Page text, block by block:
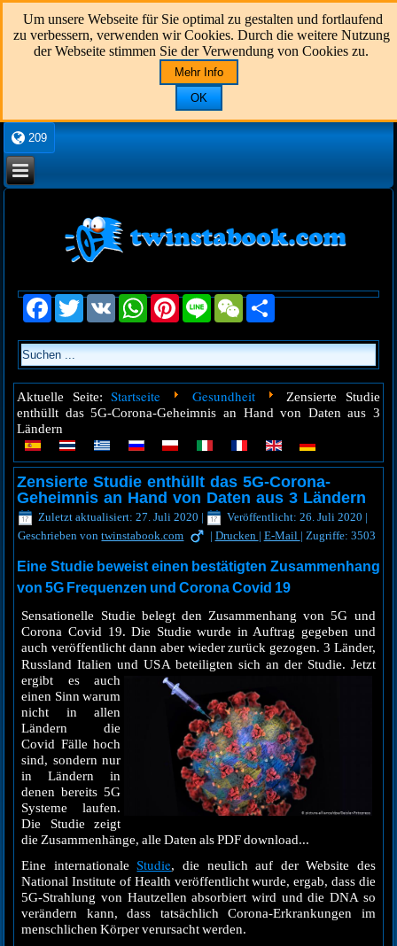
Um unsere Webseite für Sie optimal zu gestalten und fortlaufend
zu verbessern, verwenden wir Cookies. Durch die weitere Nutzung
der Webseite stimmen Sie der Verwendung von Cookies zu.
Mehr Info
OK
209
Facebook
Twitter VK WhatsAppPinterestLine WeChat
Aktuelle Seite: Startseite Gesundheit
Zensierte Studie
enthüllt das 5G-Corona-Geheimnis an Hand von Daten aus 3
Ländern
Zensierte Studie enthüllt das 5G-Corona-
Geheimnis an Hand von Daten aus 3 Ländern
Zuletzt aktualisiert: 27. Juli 2020 | Veröffentlicht: 26. Juli 2020 |
Geschrieben vontwinstabook.com | Drucken | E-Mail | Zugriffe: 3503
Eine Studie beweist einen bestätigten Zusammenhang
von 5G Frequenzen und Corona Covid 19
Sensationelle Studie belegt den Zusammenhang von 5G und
Corona Covid 19. Die Studie wurde in Auftrag gegeben und
auch veröffentlicht dann aber wieder zurück gezogen. 3 Länder,
Russland Italien und USA beteiligten sich an der Studie. Jetzt
ergibt es auch
einen Sinn warum
nicht in allen
Ländern die
Covid Fälle hoch
sind, sondern nur
in Ländern in
denen bereits 5G
Systeme laufen.
Die Studie zeigt
die Zusammenhänge, alle Daten als PDF download...
Eine internationaleStudie, die neulich auf der Website des
National Institute of Health veröffentlicht wurde, ergab, dass die
5G-Strahlung von Hautzellen absorbiert wird und die DNA so
verändern kann, dass tatsächlich Corona-Erkrankungen im
menschlichen Körper verursacht werden.